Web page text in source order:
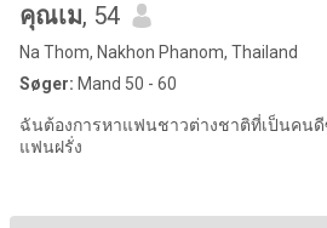
คุณเม, 54
Na Thom, Nakhon Phanom, Thailand
Søger: Mand 50 - 60
ฉันต้องการหาแฟนชาวต่างชาติที่เป็นคน
แฟนฝรั่ง